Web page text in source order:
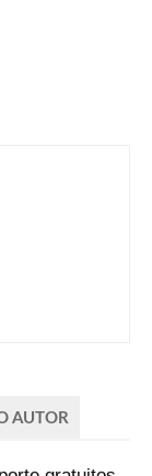
AUTOR